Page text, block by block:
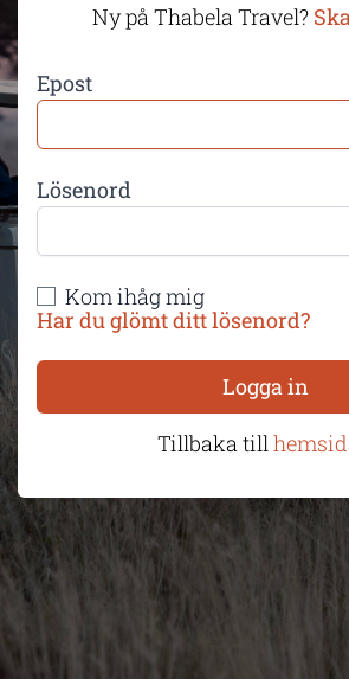
Ny på Thabela Travel?
Epost
Lösenord
Kom ihåg mig
Har du glömt ditt lösenord?
Logga in
Tillbaka till